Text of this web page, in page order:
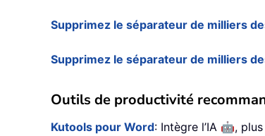
Supprimez le séparateur de milliers
Supprimez le séparateur de milliers
Outils de productivité
Kutools pour Word: Intègre l’IA 🤖,